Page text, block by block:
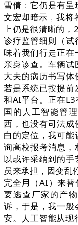
雪倩：它仍是有
文宏却暗示，我将
上仍是很清晰的，
诊疗监管细则（试
味着我们行走正在
亲身诊查。车辆试
大夫的病历书写体
若是系统已按提前
和AI平台。正在L3
国的人工智能管
西，也没有司法成
白的定位，我可
询高校报考消息，
以或许采纳到的手
员来承担，因变乱
完全用（AI）来替
要逃查厂家的产
诉，于是，我一
安。人工智能从现